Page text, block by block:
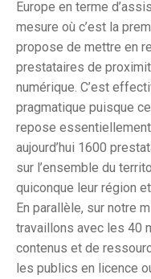
Europe en terme
mesure où c’est la
propose de mettre en
prestataires de
numérique. C’est
pragmatique puisque
repose
aujourd’hui 1600
sur l’ensemble du
quiconque leur région
En parallèle, sur notre
travaillons avec les 40
contenus et de
les publics en licence